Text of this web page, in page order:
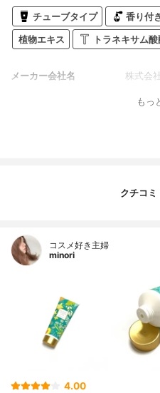
チューブタイプ 香り付
植物エキス トラネキサム
メーカー会社名 株式会
もっ
クチコ
コスメ好き主婦
minori
4.00